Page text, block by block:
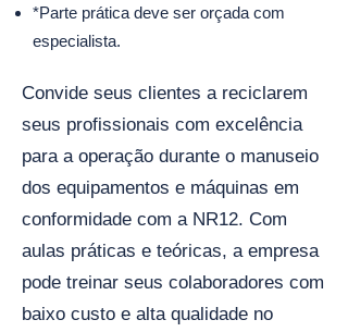
*Parte prática deve ser orçada com
especialista.
Convide seus clientes a reciclarem
seus profissionais com excelência
para a operação durante o manuseio
dos equipamentos e máquinas em
conformidade com a NR12. Com
aulas práticas e teóricas, a empresa
pode treinar seus colaboradores com
baixo custo e alta qualidade no